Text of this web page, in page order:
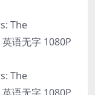
The
语无字 1080P
The